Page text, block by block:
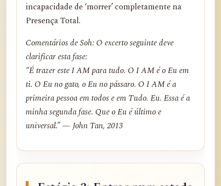
incapacidade de ‘morrer’ completamente na
Presença Total.
Comentários de Soh: O excerto seguinte deve
clarificar esta fase:
“É trazer este I AM para tudo. O I AM é o Eu em
ti. O Eu no gato, o Eu no pássaro. O I AM é a
primeira pessoa em todos e em Tudo. Eu. Essa é a
minha segunda fase. Que o Eu é último e
universal.” — John Tan, 2013